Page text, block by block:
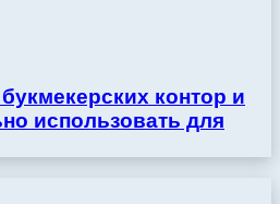
контор и
использовать для